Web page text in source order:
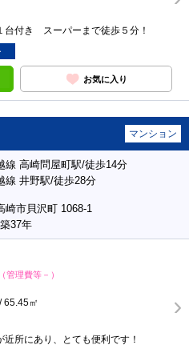
付き スーパーまで徒歩５分！
お気に入り
マンション
線 高崎問屋町駅/徒歩14分
線 井野駅/徒歩28分
崎市貝沢町 1068-1
37年
（管理費等－）
65.45㎡
所にあり、とても便利です！